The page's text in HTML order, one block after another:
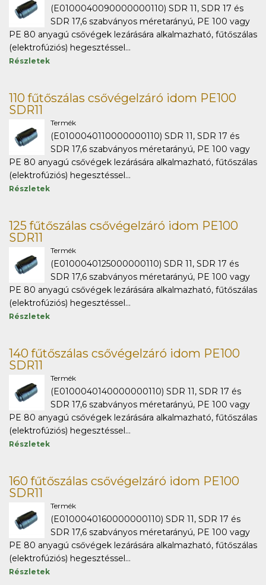
(E0100040090000000110) SDR 11, SDR 17 és
SDR 17,6 szabványos méretarányú, PE 100 vagy
PE 80 anyagú csővégek lezárására alkalmazható, fűtőszálas
(elektrofúziós) hegesztéssel...
Részletek
110 fűtőszálas csővégelzáró idom PE100
SDR11
Termék
(E0100040110000000110) SDR 11, SDR 17 és
SDR 17,6 szabványos méretarányú, PE 100 vagy
PE 80 anyagú csővégek lezárására alkalmazható, fűtőszálas
(elektrofúziós) hegesztéssel...
Részletek
125 fűtőszálas csővégelzáró idom PE100
SDR11
Termék
(E0100040125000000110) SDR 11, SDR 17 és
SDR 17,6 szabványos méretarányú, PE 100 vagy
PE 80 anyagú csővégek lezárására alkalmazható, fűtőszálas
(elektrofúziós) hegesztéssel...
Részletek
140 fűtőszálas csővégelzáró idom PE100
SDR11
Termék
(E0100040140000000110) SDR 11, SDR 17 és
SDR 17,6 szabványos méretarányú, PE 100 vagy
PE 80 anyagú csővégek lezárására alkalmazható, fűtőszálas
(elektrofúziós) hegesztéssel...
Részletek
160 fűtőszálas csővégelzáró idom PE100
SDR11
Termék
(E0100040160000000110) SDR 11, SDR 17 és
SDR 17,6 szabványos méretarányú, PE 100 vagy
PE 80 anyagú csővégek lezárására alkalmazható, fűtőszálas
(elektrofúziós) hegesztéssel...
Részletek